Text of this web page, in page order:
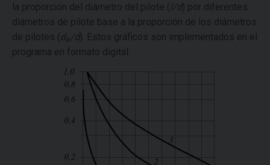
la proporción del diámetro del pilote ( l/d) por diferentes
diámetros de pilote base a la proporción de los diámetros
de pilotes ( db /d). Estos gráficos son implementados en el
programa en formato digital.